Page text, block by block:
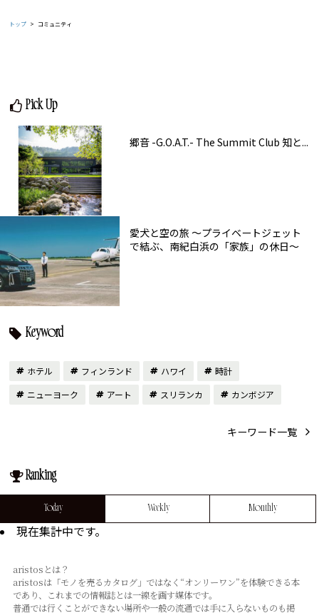
トップ コミュニティ
Pick Up
郷音 -G.O.A.T.- The Summit Club 知と...
愛犬と空の旅 ～プライベートジェット
で結ぶ、南紀白浜の「家族」の休日～
Keyword
ホテル フィンランド ハワイ
時計
ニューヨーク
アート スリランカ カンボジア
キーワード一覧
Ranking
Today Weekly Monthly
現在集計中です。
aristosとは？
aristosは「モノを売るカタログ」ではなく“オンリーワン”を体験できる本
であり、これまでの情報誌とは⼀線を画す媒体です。
普通では⾏くことができない場所や⼀般の流通では⼿に⼊らないものも掲